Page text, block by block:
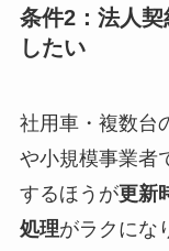
条件2：法人
したい
社用車・複数台
や小規模事業者
するほうが更新
処理がラクにな